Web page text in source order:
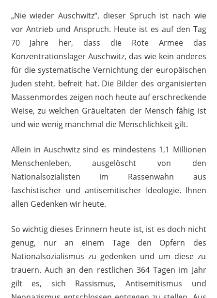
„Nie wieder Auschwitz“, dieser Spruch ist nach wie
vor Antrieb und Anspruch. Heute ist es auf den Tag
70 Jahre her, dass die Rote Armee das
Konzentrationslager Auschwitz, das wie kein anderes
für die systematische Vernichtung der europäischen
Juden steht, befreit hat. Die Bilder des organisierten
Massenmordes zeigen noch heute auf erschreckende
Weise, zu welchen Gräueltaten der Mensch fähig ist
und wie wenig manchmal die Menschlichkeit gilt.
Allein in Auschwitz sind es mindestens 1,1 Millionen
Menschenleben, ausgelöscht von den
Nationalsozialisten im Rassenwahn aus
faschistischer und antisemitischer Ideologie. Ihnen
allen Gedenken wir heute.
So wichtig dieses Erinnern heute ist, ist es doch nicht
genug, nur an einem Tage den Opfern des
Nationalsozialismus zu gedenken und um diese zu
trauern. Auch an den restlichen 364 Tagen im Jahr
gilt es, sich Rassismus, Antisemitismus und